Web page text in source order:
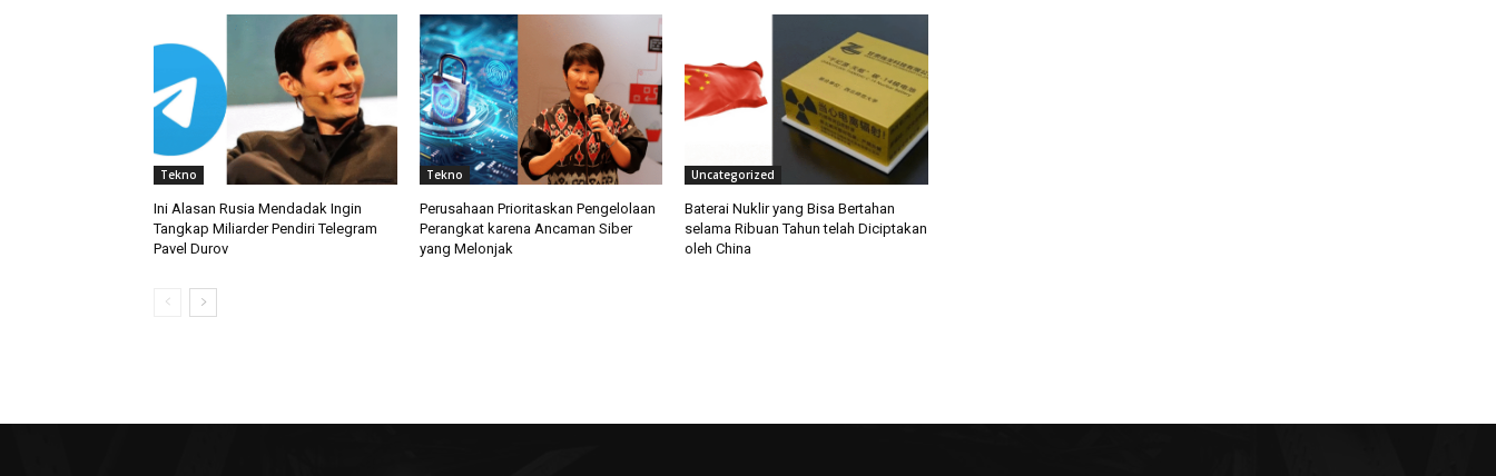
Tekno
Ini Alasan Rusia Mendadak Ingin
Tangkap Miliarder Pendiri Telegram
Pavel Durov
Tekno
Perusahaan Prioritaskan Pengelolaan
Perangkat karena Ancaman Siber
yang Melonjak
Uncategorized
Baterai Nuklir yang Bisa Bertahan
selama Ribuan Tahun telah Diciptakan
oleh China